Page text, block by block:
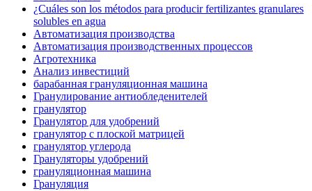
¿Cuáles son los métodos para producir fertilizantes granulares
solubles en agua
Автоматизация производства
Автоматизация производственных процессов
Агротехника
Анализ инвестиций
барабанная грануляционная машина
Гранулирование антиобледенителей
гранулятор
Гранулятор для удобрений
гранулятор с плоской матрицей
гранулятор углерода
Грануляторы удобрений
грануляционная машина
Грануляция